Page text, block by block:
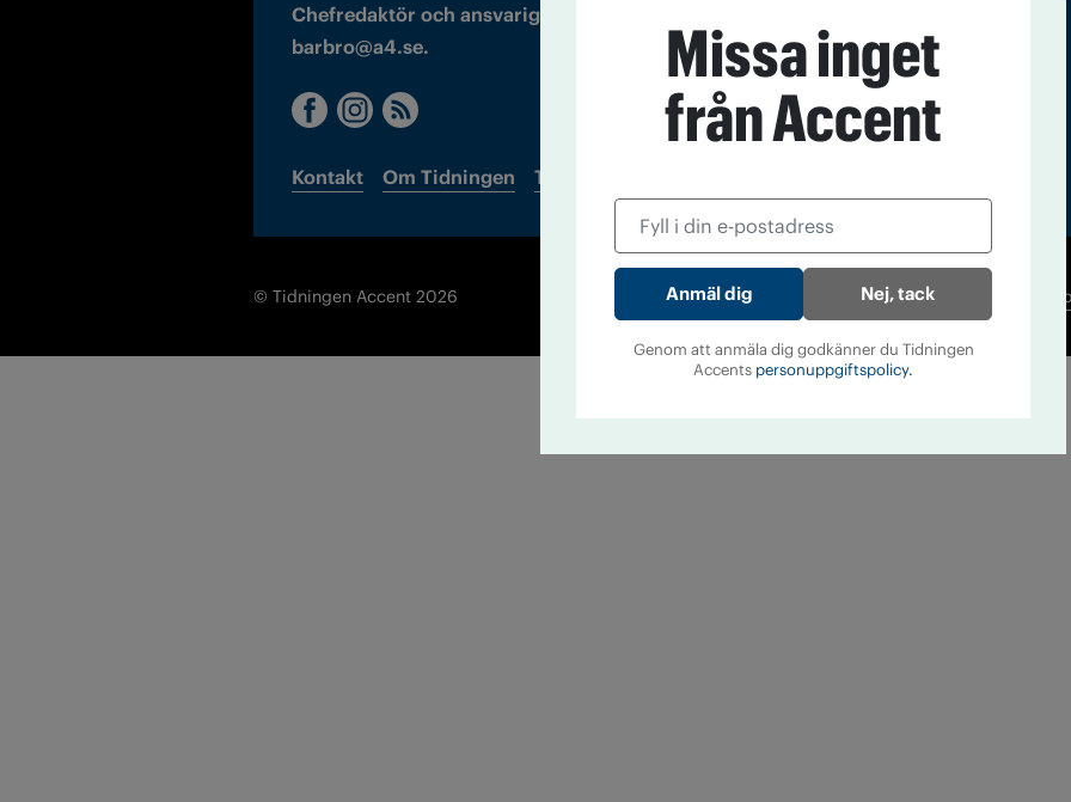
Chefredaktör och ansvarig utgivare: Barbro Janson Lundkvist,
barbro@a4.se.
Kontakt Om Tidningen Tidningsarkiv
© Tidningen Accent 2026
Missa inget
från Accent
Nej, tack
Genom att anmäla dig godkänner du Tidningen
Accents personuppgiftspolicy.